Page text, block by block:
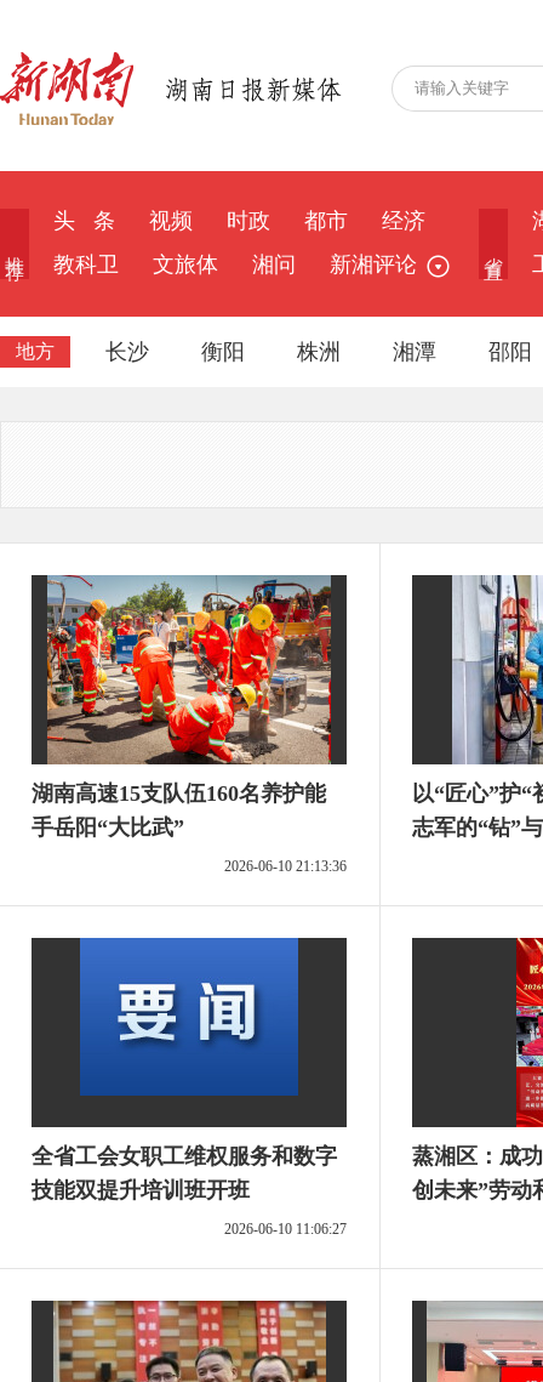
头 条 视频 时政 都市
经济
教科卫
文旅体 湘问 新湘评论
地方 长沙 衡阳 株洲 湘潭 邵阳
湖南高速15支队伍160名养护能
手岳阳“大比武”
2026-06-10 21:13:36
以“匠心”护“
志军的“钻”
全省工会女职工维权服务和数字
技能双提升培训班开班
2026-06-10 11:06:27
蒸湘区：成
创未来”劳动